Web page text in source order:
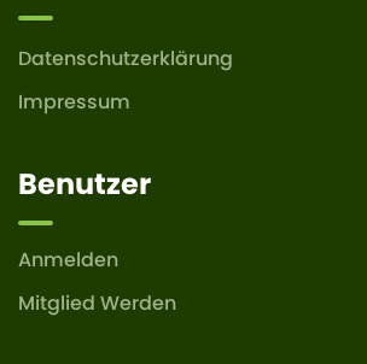
Datenschutzerklärung
Impressum
Benutzer
Anmelden
Mitglied Werden